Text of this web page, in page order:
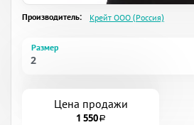
Производитель: Крейт ООО (Россия)
Размер
Цена продажи
1 550a